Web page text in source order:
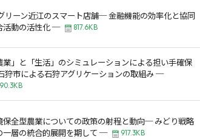
リーン近江のスマート店舗─ 金融機能の効率化と協同
活動の活性化 ─
817.6KB
業」と「生活」のシミュレーションによる担い手確保
狩市による石狩アグリケーションの取組み ─
保全型農業についての政策の射程と動向─ みどり戦略
一層の統合的展開を期して ─
917.3KB